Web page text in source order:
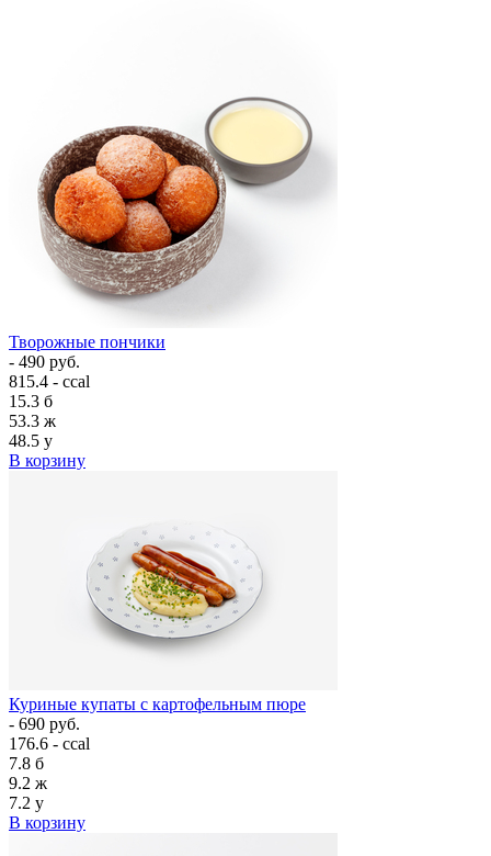
Творожные пончики
- 490 руб.
815.4 - ccal
15.3 б
53.3 ж
48.5 у
В корзину
Куриные купаты с картофельным пюре
- 690 руб.
176.6 - ccal
7.8 б
9.2 ж
7.2 у
В корзину